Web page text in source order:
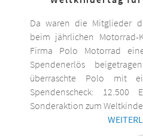
Da waren die Mitglieder
beim jährlichen
Firma Polo Motorrad
Spendenerlös
überraschte Polo mit
Spendenscheck:
Sonderaktion zum